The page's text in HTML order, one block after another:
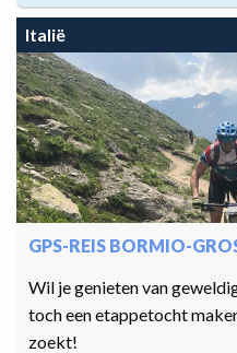
Italië
GPS-REIS BORMIO-
Wil je genieten van
toch een etappetocht
zoekt!